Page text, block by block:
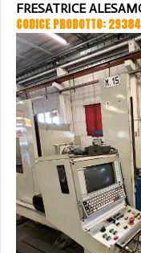
FRESATRICE
CODICE PRODOTTO: 29384